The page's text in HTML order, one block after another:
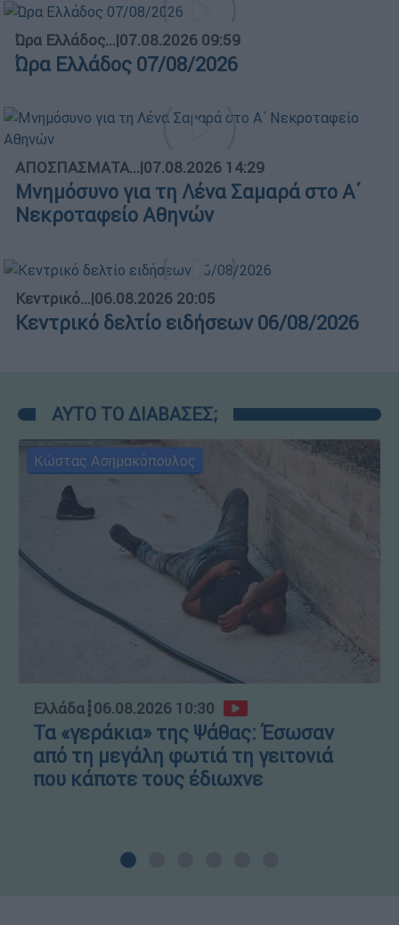
Ώρα Ελλάδος...|07.08.2026 09:59
Ώρα Ελλάδος 07/08/2026
ΑΠΟΣΠΑΣΜΑΤΑ...|07.08.2026 14:29
Μνημόσυνο για τη Λένα Σαμαρά στο Α΄
Νεκροταφείο Αθηνών
Κεντρικό...|06.08.2026 20:05
Κεντρικό δελτίο ειδήσεων 06/08/2026
ΑΥΤΟ ΤΟ ΔΙΑΒΑΣΕΣ;
Κώστας Ασημακόπουλος
Ελλάδα┋06.08.2026 10:30
Τα «γεράκια» της Ψάθας: Έσωσαν
από τη μεγάλη φωτιά τη γειτονιά
που κάποτε τους έδιωχνε